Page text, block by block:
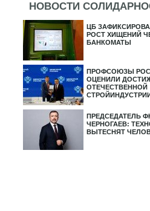
НОВОСТИ
ЦБ
РОСТ ХИЩЕНИЙ
БАНКОМАТЫ
ПРОФСОЮЗЫ
ОЦЕНИЛИ
ОТЕЧЕСТВЕННОЙ
СТРОЙИНДУСТРИИ
ПРЕДСЕДАТЕЛЬ
ЧЕРНОГАЕВ:
ВЫТЕСНЯТ